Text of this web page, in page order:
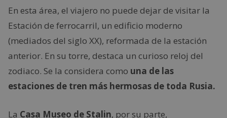
En esta área, el viajero no puede dejar de visitar la
Estación de ferrocarril, un edificio moderno
(mediados del siglo XX), reformada de la estación
anterior. En su torre, destaca un curioso reloj del
zodiaco. Se la considera como una de las
estaciones de tren más hermosas de toda Rusia.
La Casa Museo de Stalin, por su parte,